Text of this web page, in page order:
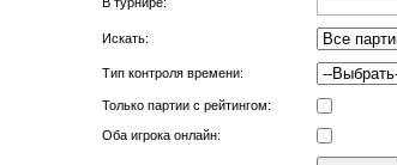
Искать:
Тип контроля времени:
Только партии с рейтингом:
Оба игрока онлайн: